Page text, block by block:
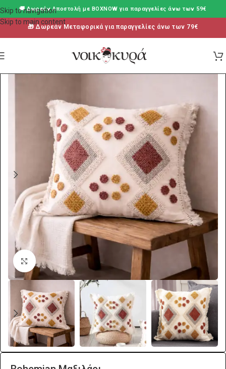
Skip to navigation
Skip to main content
🚚 Δωρεάν Aποστολή με BOXNOW για παραγγελίες άνω των 59€
🎁 Δωρεάν Μεταφορικά για παραγγελίες άνω των 79€
Click to enlarge